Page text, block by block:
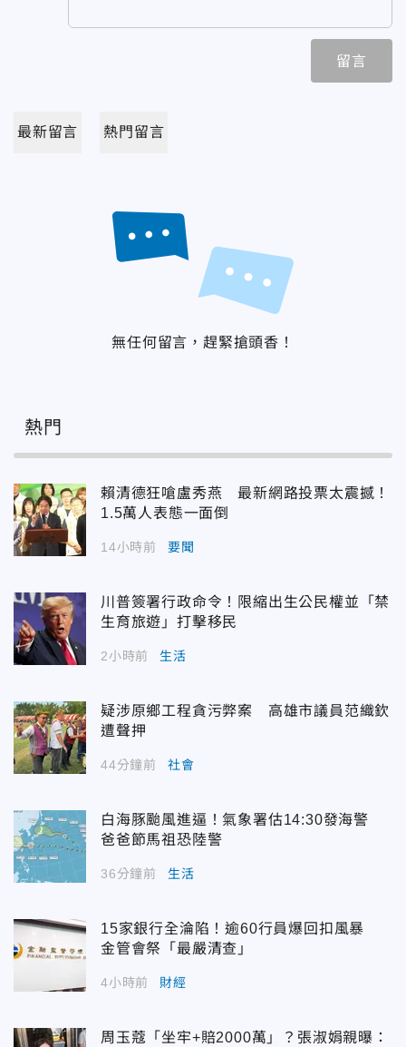
留言
最新留言 熱門留言
無任何留言，趕緊搶頭香！
熱門
賴清德狂嗆盧秀燕 最新網路投票太震撼！
1.5萬人表態一面倒
14小時前 要聞
川普簽署行政命令！限縮出生公民權並「禁
生育旅遊」打擊移民
2小時前 生活
疑涉原鄉工程貪污弊案 高雄市議員范織欽
遭聲押
44分鐘前 社會
白海豚颱風進逼！氣象署估14:30發海警
爸爸節馬祖恐陸警
36分鐘前 生活
15家銀行全淪陷！逾60行員爆回扣風暴
金管會祭「最嚴清查」
4小時前 財經
周玉蔻「坐牢+賠2000萬」？張淑娟親曝：